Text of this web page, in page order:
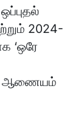
2024-
‘ஒரே
ஆணையம்